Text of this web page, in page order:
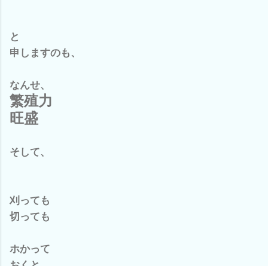
と
申しますのも、
なんせ、
繁殖力
旺盛
そして、
刈っても
切っても
ホかって